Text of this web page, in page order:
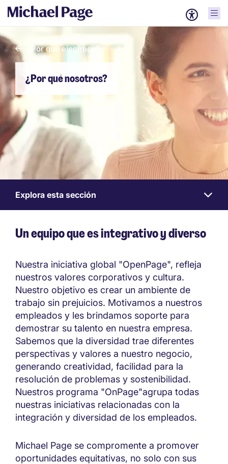
¿Por qué elegirnos?
¿Por qué nosotros?
WorkExplora esta sección
Un equipo que es integrativo y diverso
Nuestra iniciativa global "OpenPage", refleja
nuestros valores corporativos y cultura.
Nuestro objetivo es crear un ambiente de
trabajo sin prejuicios. Motivamos a nuestros
empleados y les brindamos soporte para
demostrar su talento en nuestra empresa.
Sabemos que la diversidad trae diferentes
perspectivas y valores a nuestro negocio,
generando creatividad, facilidad para la
resolución de problemas y sostenibilidad.
Nuestros programa "OnPage"agrupa todas
nuestras iniciativas relacionadas con la
integración y diversidad de los empleados.
Michael Page se compromente a promover
oportunidades equitativas, no solo con sus